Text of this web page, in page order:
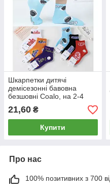
Шкарпетки дитячі
демісезонні бавовна
безшовні Coalo, на 2-4
роки (14-16 розмір),
асорті, 5023
21,60 ₴
Купити
Про нас
100% позитивних з 700